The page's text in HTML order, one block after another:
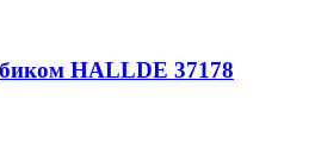
HALLDE 37178